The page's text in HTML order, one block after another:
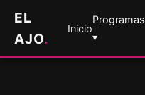
EL
AJO.
Inicio
Programas
▾